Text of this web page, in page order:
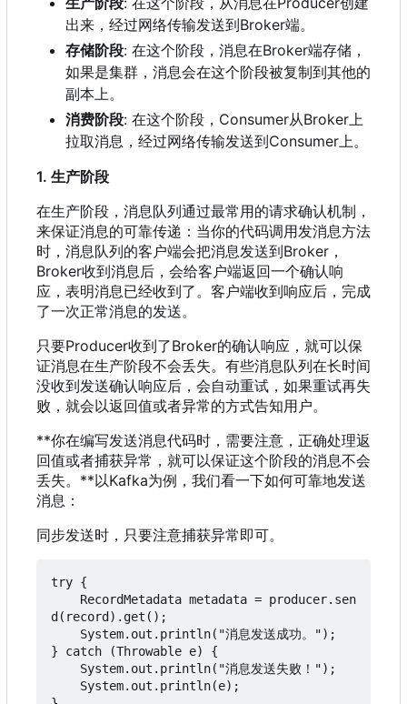
出来 ， 经过网络传输发送到Broker端。
存储阶段: 在这个阶段 ， 消息在Broker端存储 ，
如果是集群 ， 消息会在这个阶段被复制到其他的
副本上。
消费阶段: 在这个阶段 ， Consumer从Broker上
拉取消息 ， 经过网络传输发送到Consumer上。
1. 生产阶段
在生产阶段 ， 消息队列通过最常用的请求确认机制 ，
来保证消息的可靠传递 ： 当你的代码调用发消息方法
时 ， 消息队列的客户端会把消息发送到Broker ，
Broker收到消息后 ， 会给客户端返回一个确认响
应 ， 表明消息已经收到了。客户端收到响应后 ， 完成
了一次正常消息的发送。
只要Producer收到了Broker的确认响应 ， 就可以保
证消息在生产阶段不会丢失。有些消息队列在长时间
没收到发送确认响应后 ， 会自动重试 ， 如果重试再失
败 ， 就会以返回值或者异常的方式告知用户。
**你在编写发送消息代码时，需要注意，正确处理返
回值或者捕获异常，就可以保证这个阶段的消息不会
丢失。**以Kafka为例 ， 我们看一下如何可靠地发送
消息 ：
同步发送时，只要注意捕获异常即可。
try {
d(record).get();
} catch (Throwable e) {